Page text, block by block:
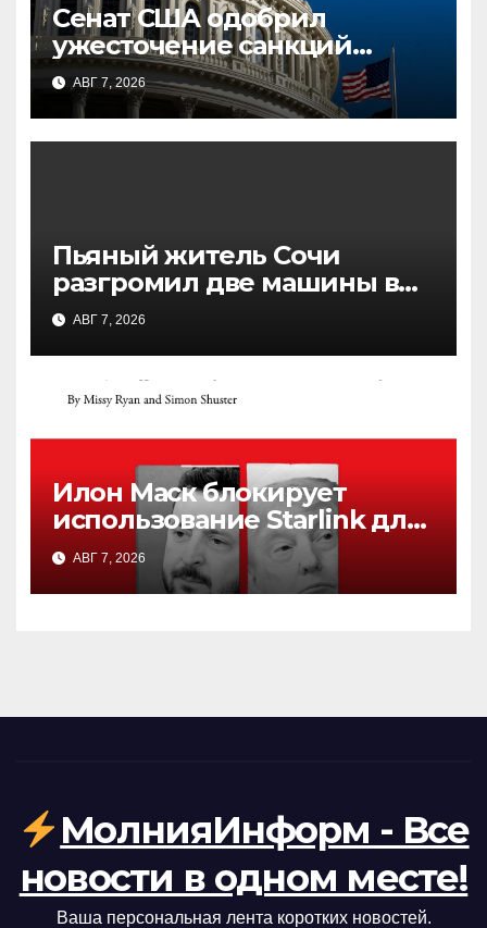
Сенат США одобрил
ужесточение санкций
против России и Ирана: что
известно
АВГ 7, 2026
Пьяный житель Сочи
разгромил две машины в
поисках «портала в другое
измерение»: подробности
инцидента
АВГ 7, 2026
Илон Маск блокирует
использование Starlink для
ударов по России: причины
и последствия
АВГ 7, 2026
МолнияИнформ - Все
новости в одном месте!
Ваша персональная лента коротких новостей.